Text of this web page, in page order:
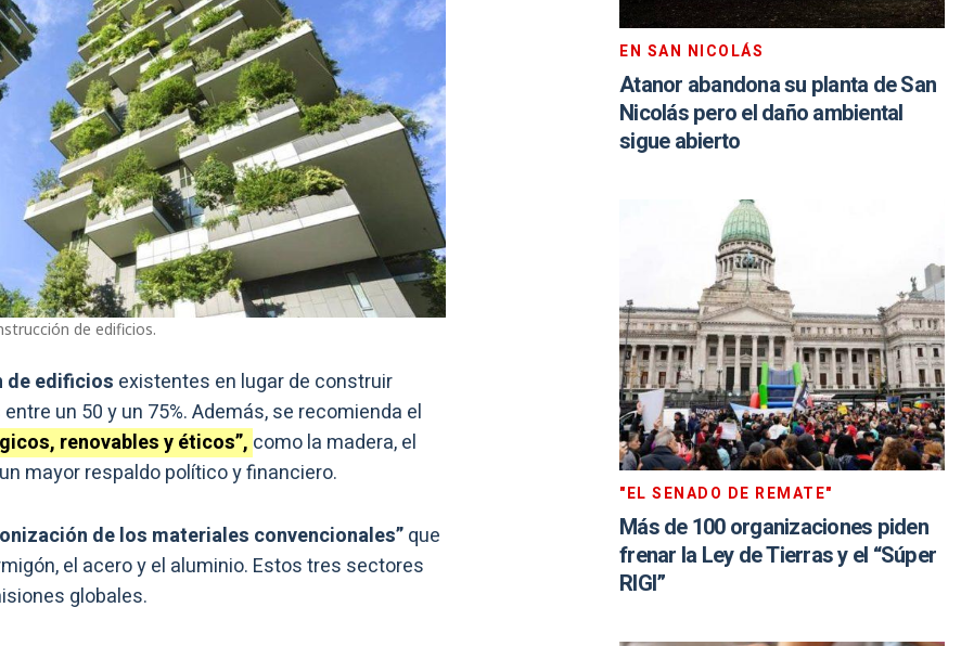
de edificios.
de edificios existentes en lugar de construir
un 50 y un 75%. Además, se recomienda el
renovables y éticos”, como la madera, el
mayor respaldo político y financiero.
de los materiales convencionales”que
el acero y el aluminio. Estos tres sectores
globales.
EN SAN NICOLÁS
Atanor abandona su planta de San
Nicolás pero el daño ambiental
sigue abierto
"EL SENADO DE REMATE"
Más de 100 organizaciones piden
frenar la Ley de Tierras y el “Súper
RIGI”